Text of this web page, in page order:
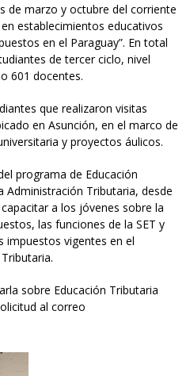
de marzo y octubre del corriente
establecimientos educativos
en el Paraguay”. En total
de tercer ciclo, nivel
601 docentes.
que realizaron visitas
en Asunción, en el marco de
y proyectos áulicos.
programa de Educación
Administración Tributaria, desde
a los jóvenes sobre la
las funciones de la SET y
impuestos vigentes en el
sobre Educación Tributaria
al correo